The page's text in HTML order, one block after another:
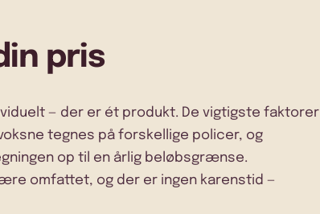
pris
— der er ét produkt. De vigtigste faktorer
tegnes på forskellige policer, og
op til en årlig beløbsgrænse.
omfattet, og der er ingen karenstid —